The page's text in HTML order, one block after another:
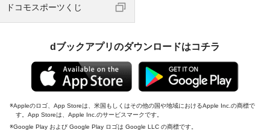
ドコモスポーツくじ
dブックアプリのダウンロードはコチラ
Appleのロゴ、App Storeは、米国もしくはその他の国や地域におけるApple Inc.の商標で
す。App Storeは、Apple Inc.のサービスマークです。
Google Play および Google Play ロゴは Google LLC の商標です。